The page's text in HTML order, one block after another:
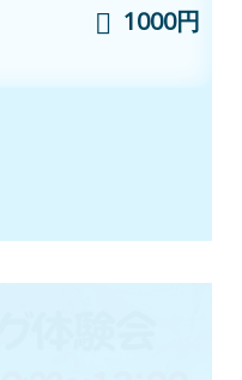
1000円